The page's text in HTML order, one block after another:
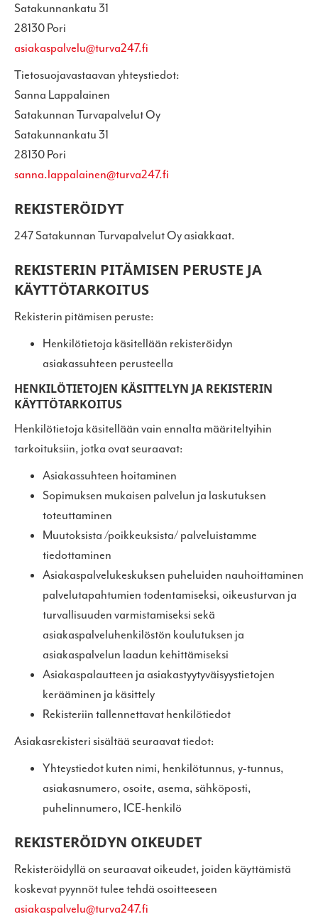
Satakunnankatu 31
28130 Pori
asiakaspalvelu@turva247.fi
Tietosuojavastaavan yhteystiedot:
Sanna Lappalainen
Satakunnan Turvapalvelut Oy
Satakunnankatu 31
28130 Pori
sanna.lappalainen@turva247.fi
REKISTERÖIDYT
247 Satakunnan Turvapalvelut Oy asiakkaat.
REKISTERIN PITÄMISEN PERUSTE JA
KÄYTTÖTARKOITUS
Rekisterin pitämisen peruste:
Henkilötietoja käsitellään rekisteröidyn
asiakassuhteen perusteella
HENKILÖTIETOJEN KÄSITTELYN JA REKISTERIN
KÄYTTÖTARKOITUS
Henkilötietoja käsitellään vain ennalta määriteltyihin
tarkoituksiin, jotka ovat seuraavat:
Asiakassuhteen hoitaminen
Sopimuksen mukaisen palvelun ja laskutuksen
toteuttaminen
Muutoksista /poikkeuksista/ palveluistamme
tiedottaminen
Asiakaspalvelukeskuksen puheluiden nauhoittaminen
palvelutapahtumien todentamiseksi, oikeusturvan ja
turvallisuuden varmistamiseksi sekä
asiakaspalveluhenkilöstön koulutuksen ja
asiakaspalvelun laadun kehittämiseksi
Asiakaspalautteen ja asiakastyytyväisyystietojen
kerääminen ja käsittely
Rekisteriin tallennettavat henkilötiedot
Asiakasrekisteri sisältää seuraavat tiedot:
Yhteystiedot kuten nimi, henkilötunnus, y-tunnus,
asiakasnumero, osoite, asema, sähköposti,
puhelinnumero, ICE-henkilö
REKISTERÖIDYN OIKEUDET
Rekisteröidyllä on seuraavat oikeudet, joiden käyttämistä
koskevat pyynnöt tulee tehdä osoitteeseen
asiakaspalvelu@turva247.fi